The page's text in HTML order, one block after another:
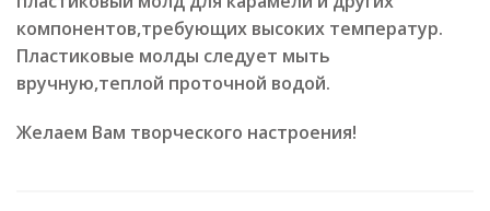
компонентов,требующих высоких температур.
Пластиковые молды следует мыть
вручную,теплой проточной водой.
Желаем Вам творческого настроения!